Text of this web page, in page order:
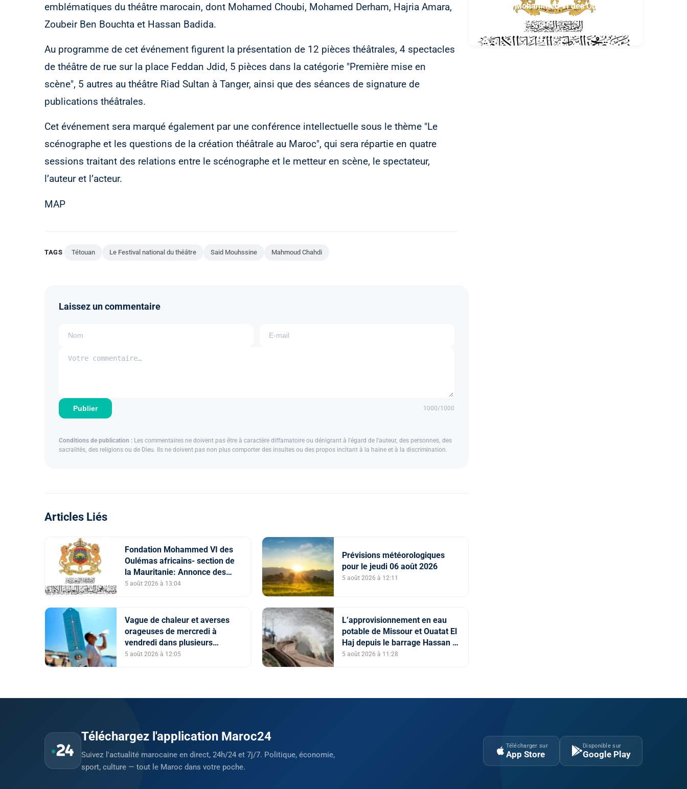
emblématiques du théâtre marocain, dont Mohamed Choubi, Mohamed Derham, Hajria Amara,
Zoubeir Ben Bouchta et Hassan Badida.
Au programme de cet événement figurent la présentation de 12 pièces théâtrales, 4 spectacles
de théâtre de rue sur la place Feddan Jdid, 5 pièces dans la catégorie "Première mise en
scène", 5 autres au théâtre Riad Sultan à Tanger, ainsi que des séances de signature de
publications théâtrales.
Cet événement sera marqué également par une conférence intellectuelle sous le thème "Le
scénographe et les questions de la création théâtrale au Maroc", qui sera répartie en quatre
sessions traitant des relations entre le scénographe et le metteur en scène, le spectateur,
l’auteur et l’acteur.
MAP
TAGS Tétouan Le Festival national du théâtre Said Mouhssine Mahmoud Chahdi
Laissez un commentaire
Publier 1000/1000
Conditions de publication : Les commentaires ne doivent pas être à caractère diffamatoire ou dénigrant à l'égard de l'auteur, des personnes, des
sacralités, des religions ou de Dieu. Ils ne doivent pas non plus comporter des insultes ou des propos incitant à la haine et à la discrimination.
Articles Liés
Fondation Mohammed VI des
Oulémas africains- section de
la Mauritanie: Annonce des
qualifiés au concours des
5 août 2026 à 13:04
Prévisions météorologiques
pour le jeudi 06 août 2026
5 août 2026 à 12:11
Vague de chaleur et averses
orageuses de mercredi à
vendredi dans plusieurs
provinces du Royaume (Bulletin
5 août 2026 à 12:05
L’approvisionnement en eau
potable de Missour et Ouatat El
Haj depuis le barrage Hassan II
pleinement opérationnel avant
5 août 2026 à 11:28
Fondation Mohammed VI des Oulémas
africains- section de la Mauritanie:
Annonce des qualifiés au concours des
manuscrits et des documents islamiques
africains
5 août 2026 à 13:04
Téléchargez l'application Maroc24
Suivez l'actualité marocaine en direct, 24h/24 et 7j/7. Politique, économie,
sport, culture — tout le Maroc dans votre poche.
Télécharger sur
App Store
Disponible sur
Google Play